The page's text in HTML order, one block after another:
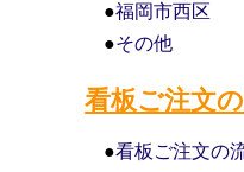
●福岡市西区
●その他
看板ご注文
●看板ご注文の